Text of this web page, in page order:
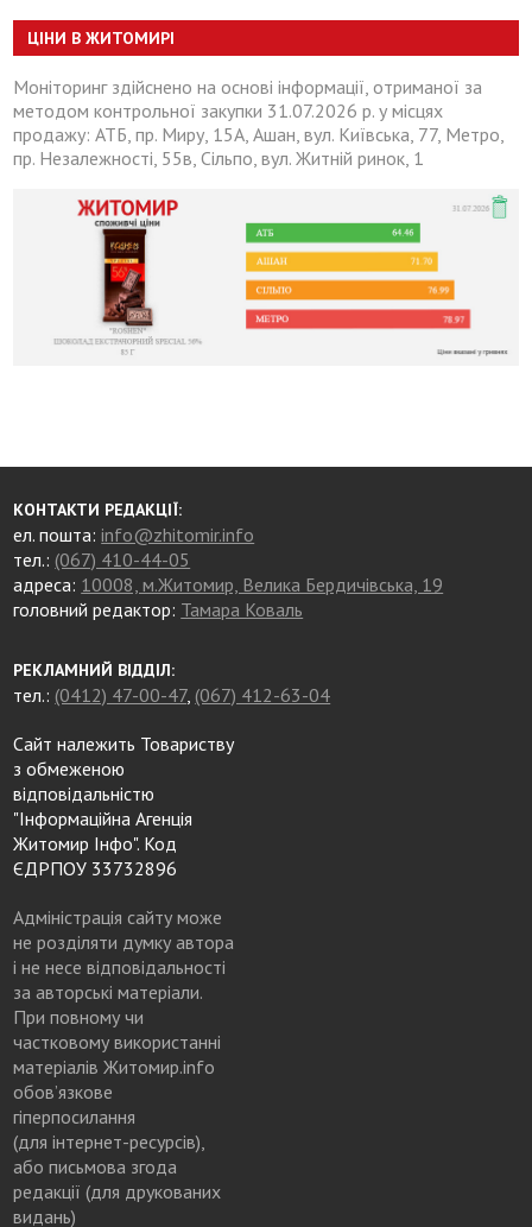
ЦІНИ В ЖИТОМИРІ
Моніторинг здійснено на основі інформації, отриманої за
методом контрольної закупки 31.07.2026 р. у місцях
продажу: АТБ, пр. Миру, 15А, Ашан, вул. Київська, 77, Метро,
пр. Незалежності, 55в, Сільпо, вул. Житній ринок, 1
КОНТАКТИ РЕДАКЦІЇ:
ел. пошта:info@zhitomir.info
тел.: (067) 410-44-05
адреса: 10008, м.Житомир, Велика Бердичівська, 19
головний редактор: Тамара Коваль
РЕКЛАМНИЙ ВІДДІЛ:
тел.: (0412) 47-00-47, (067) 412-63-04
Сайт належить Товариству
з обмеженою
відповідальністю
"Інформаційна Агенція
Житомир Інфо". Код
ЄДРПОУ 33732896
Адміністрація сайту може
не розділяти думку автора
і не несе відповідальності
за авторські матеріали.
При повному чи
частковому використанні
матеріалів Житомир.info
обов’язкове
гіперпосилання
(для інтернет-ресурсів),
або письмова згода
редакції (для друкованих
видань)